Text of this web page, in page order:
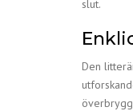
slut.
Den